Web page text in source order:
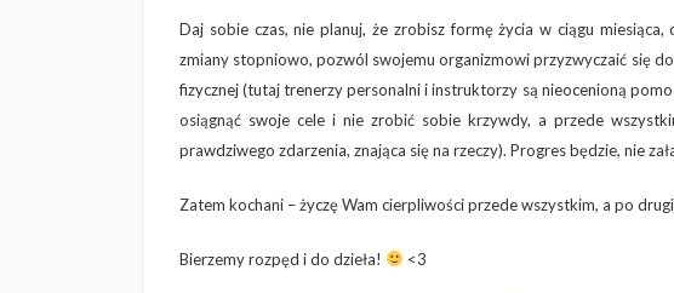
Daj sobie czas, nie planuj, że zrobisz formę życia w ciągu
zmiany stopniowo, pozwól swojemu organizmowi przyzwyczaić się
fizycznej (tutaj trenerzy personalni i instruktorzy są nieocenioną
osiągnąć swoje cele i nie zrobić sobie krzywdy, a przede
prawdziwego zdarzenia, znająca się na rzeczy). Progres będzie, nie
Zatem kochani – życzę Wam cierpliwości przede wszystkim, a po
Bierzemy rozpęd i do dzieła! <3